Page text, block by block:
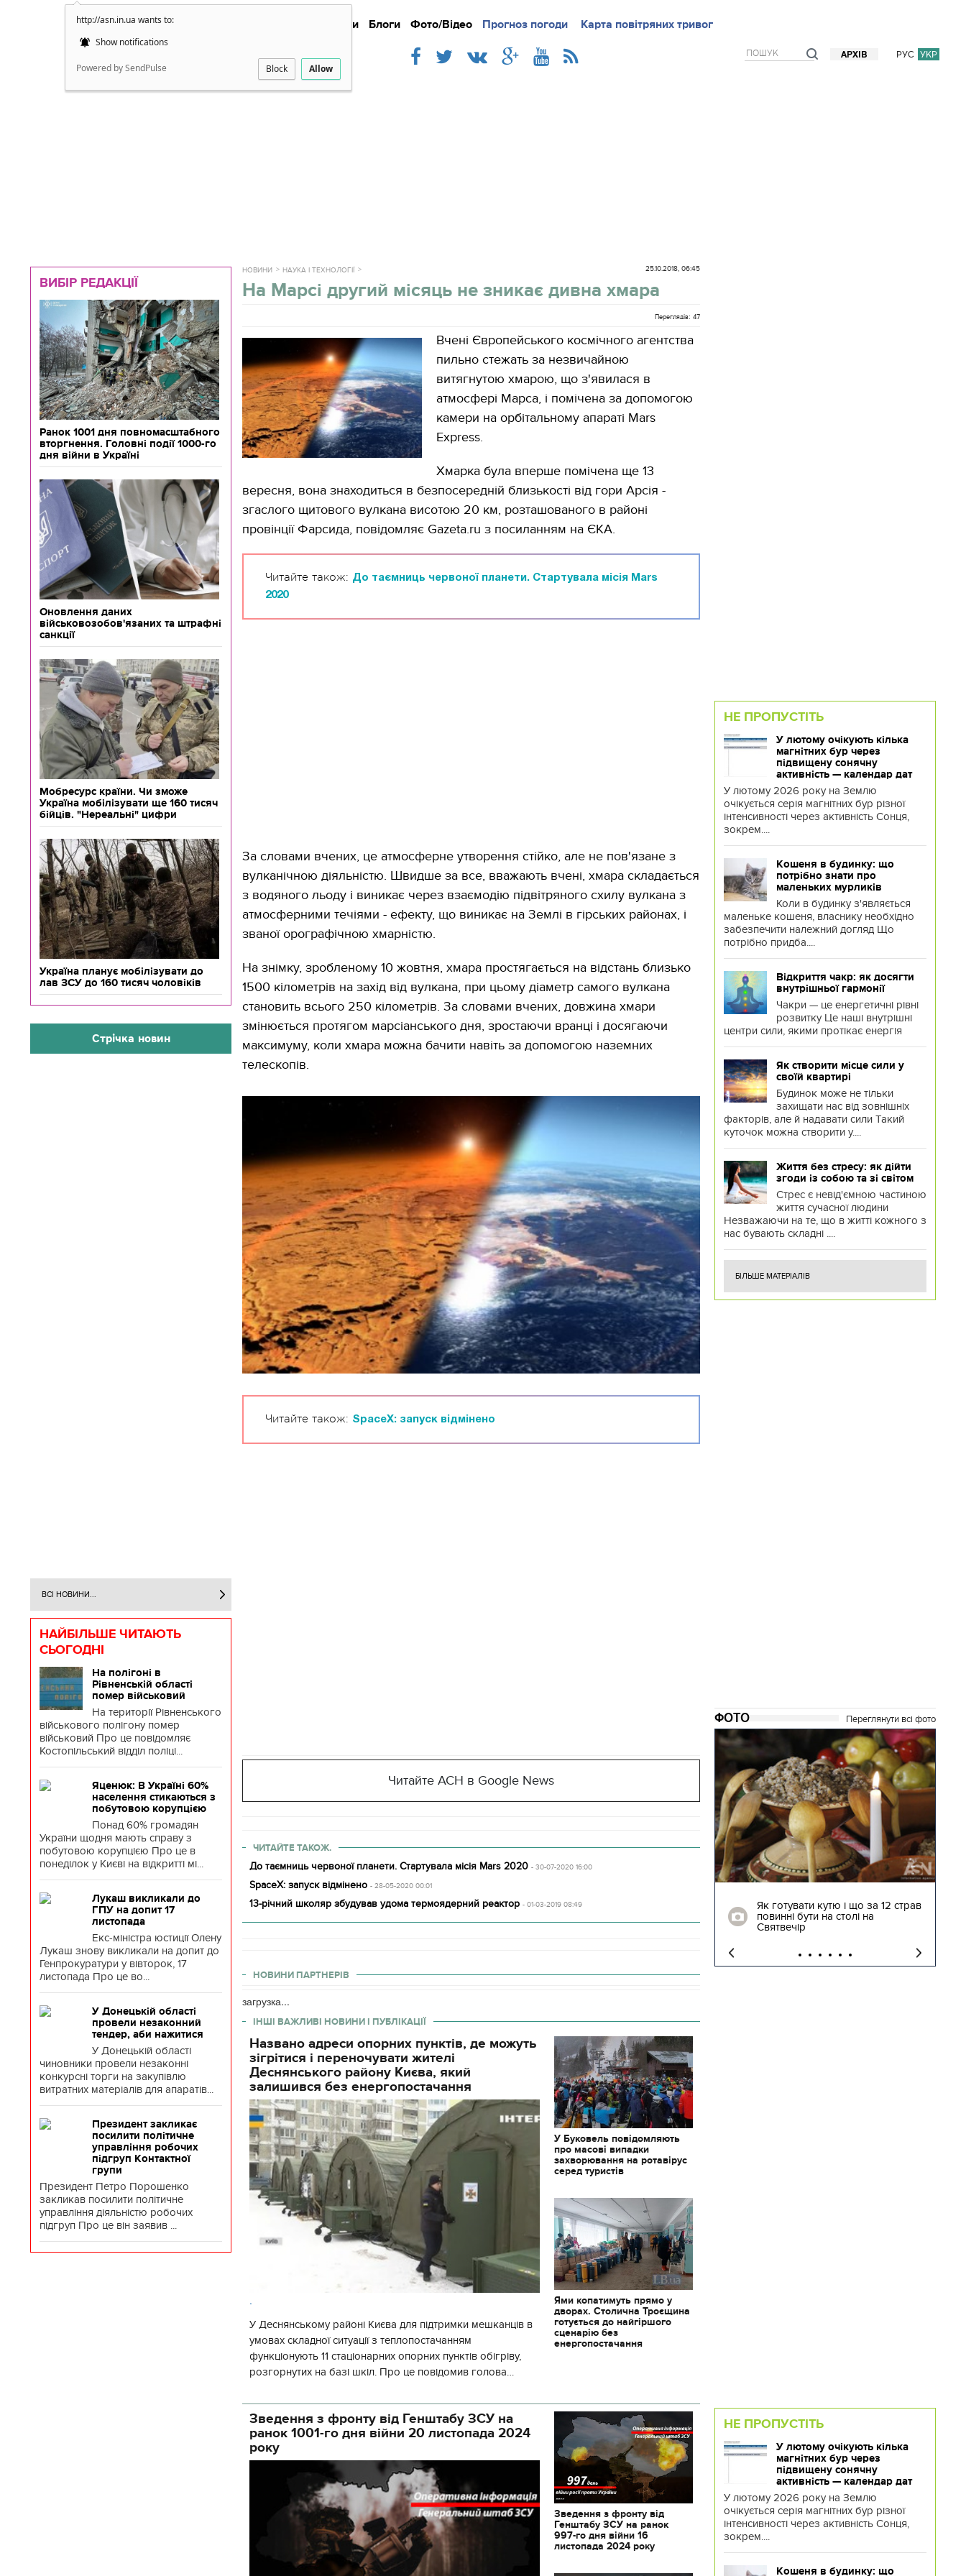
http://asn.in.ua wants to:
Show notifications
Powered by SendPulse Block Allow
Новини Блоги Фото/Відео Прогноз погоди Карта повітряних тривог
РУС УКР
АРХІВ
Докладно Новини Iнтерв`ю Блоги
ВИБІР РЕДАКЦІЇ
Ранок 1001 дня повномасштабного
вторгнення. Головні події 1000-го
дня війни в Україні
Оновлення даних
військовозобов'язаних та штрафні
санкції
Мобресурс країни. Чи зможе
Україна мобілізувати ще 160 тисяч
бійців. "Нереальні" цифри
Україна планує мобілізувати до
лав ЗСУ до 160 тисяч чоловіків
Стрічка новин
ВСІ НОВИНИ...
НАЙБІЛЬШЕ ЧИТАЮТЬ
СЬОГОДНІ
На полігоні в
Рівненській області
помер військовий
На території Рівненського
військового полігону помер
військовий Про це повідомляє
Костопільський відділ поліці...
Яценюк: В Україні 60%
населення стикаються з
побутовою корупцією
Понад 60% громадян
України щодня мають справу з
побутовою корупцією Про це в
понеділок у Києві на відкритті мі...
Лукаш викликали до
ГПУ на допит 17
листопада
Екс-міністра юстиції Олену
Лукаш знову викликали на допит до
Генпрокуратури у вівторок, 17
листопада Про це во...
У Донецькій області
провели незаконний
тендер, аби нажитися
У Донецькій області
чиновники провели незаконні
конкурсні торги на закупівлю
витратних матеріалів для апаратів...
Президент закликає
посилити політичне
управління робочих
підгруп Контактної
групи
Президент Петро Порошенко
закликав посилити політичне
управління діяльністю робочих
підгруп Про це він заявив ...
НОВИНИ НАУКА І ТЕХНОЛОГІЇ 25.10.2018, 06:45
На Марсі другий місяць не зникає дивна хмара
Переглядів: 47
Вчені Європейського космічного агентства
пильно стежать за незвичайною
витягнутою хмарою, що з'явилася в
атмосфері Марса, і помічена за допомогою
камери на орбітальному апараті Mars
Express.
Хмарка була вперше помічена ще 13
вересня, вона знаходиться в безпосередній близькості від гори Арсія -
згаслого щитового вулкана висотою 20 км, розташованого в районі
провінції Фарсида, повідомляє Gazeta.ru з посиланням на ЄКА.
Читайте також: До таємниць червоної планети. Стартувала місія Mars
2020
За словами вчених, це атмосферне утворення стійко, але не пов'язане з
вулканічною діяльністю. Швидше за все, вважають вчені, хмара складається
з водяного льоду і виникає через взаємодію підвітряного схилу вулкана з
атмосферними течіями - ефекту, що виникає на Землі в гірських районах, і
званої орографічною хмарністю.
На знімку, зробленому 10 жовтня, хмара простягається на відстань близько
1500 кілометрів на захід від вулкана, при цьому діаметр самого вулкана
становить всього 250 кілометрів. За словами вчених, довжина хмари
змінюється протягом марсіанського дня, зростаючи вранці і досягаючи
максимуму, коли хмара можна бачити навіть за допомогою наземних
телескопів.
Читайте також: SpaceX: запуск відмінено
Читайте АСН в Google News
ЧИТАЙТЕ ТАКОЖ.
До таємниць червоної планети. Стартувала місія Mars 2020 - 30-07-2020 16:00
SpaceX: запуск відмінено - 28-05-2020 00:01
13-річний школяр збудував удома термоядерний реактор - 01-03-2019 08:49
НОВИНИ ПАРТНЕРІВ
загрузка...
ІНШІ ВАЖЛИВІ НОВИНИ І ПУБЛІКАЦІЇ
Названо адреси опорних пунктів, де можуть
зігрітися і переночувати жителі
Деснянського району Києва, який
залишився без енергопостачання
.
У Деснянському районі Києва для підтримки мешканців в
умовах складної ситуації з теплопостачанням
функціонують 11 стаціонарних опорних пунктів обігріву,
розгорнутих на базі шкіл. Про це повідомив голова
У Буковель повідомляють
про масові випадки
захворювання на ротавірус
серед туристів
Ями копатимуть прямо у
дворах. Столична Троєщина
готується до найгіршого
сценарію без
енергопостачання
Зведення з фронту від Генштабу ЗСУ на
ранок 1001-го дня війни 20 листопада 2024
року
Зведення з фронту від
Генштабу ЗСУ на ранок
997-го дня війни 16
листопада 2024 року
НЕ ПРОПУСТІТЬ
У лютому очікують кілька
магнітних бур через
підвищену сонячну
активність — календар дат
У лютому 2026 року на Землю
очікується серія магнітних бур різної
інтенсивності через активність Сонця,
зокрем....
Кошеня в будинку: що
потрібно знати про
маленьких мурликів
Коли в будинку з'являється
маленьке кошеня, власнику необхідно
забезпечити належний догляд Що
потрібно придба....
Відкриття чакр: як досягти
внутрішньої гармонії
Чакри — це енергетичні рівні
розвитку Це наші внутрішні
центри сили, якими протікає енергія
Як створити місце сили у
своїй квартирі
Будинок може не тільки
захищати нас від зовнішніх
факторів, але й надавати сили Такий
куточок можна створити у....
Життя без стресу: як дійти
згоди із собою та зі світом
Стрес є невід'ємною частиною
життя сучасної людини
Незважаючи на те, що в житті кожного з
нас бувають складні ....
БІЛЬШЕ МАТЕРІАЛІВ
ФОТО Переглянути всі фото
Часи Русі: як виглядають
застава"
Як готувати кутю і що за 12 страв
повинні бути на столі на
Святвечір
НЕ ПРОПУСТІТЬ
У лютому очікують кілька
магнітних бур через
підвищену сонячну
активність — календар дат
У лютому 2026 року на Землю
очікується серія магнітних бур різної
інтенсивності через активність Сонця,
зокрем....
Кошеня в будинку: що